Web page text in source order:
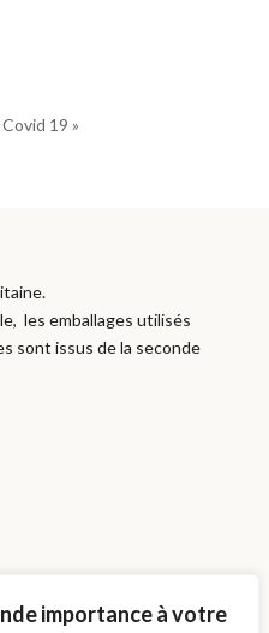
importance à votre
19 »
les emballages utilisés
sont issus de la seconde